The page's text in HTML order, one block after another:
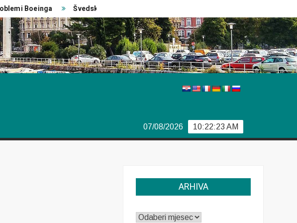
Boeinga Švedski izbori
10:22:23 AM
07/08/2026
ARHIVA
ARHIVA